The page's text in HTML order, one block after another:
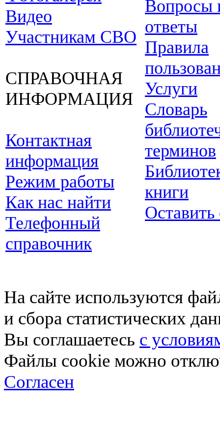
Видео
Участникам СВО
СПРАВОЧНАЯ
ИНФОРМАЦИЯ
Контактная
информация
Режим работы
Как нас найти
Телефонный
справочник
Вопросы
ответы
Правила
Услуги
Словарь
терминов
книги
Оставить
На сайте используются
и сбора статистических
Вы соглашаетесь с
Файлы cookie можно
Согласен